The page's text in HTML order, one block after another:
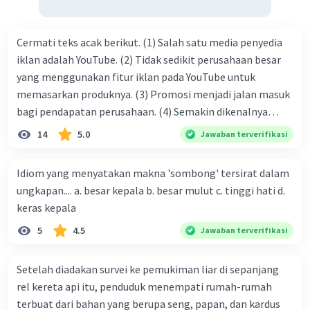
• Komplikasi (awal mula masalah atau konflik)
• Evaluasi (awal penyelesaian masalah)
• Resolusi (solusi penyelesaian konflik)
• Koda (kesimpulan atau akhir cerita).
cmiiw ya
Beri Rating·0.0( 0) Balas
Cermati teks acak berikut. (1) Salah satu media penyedia
iklan adalah YouTube. (2) Tidak sedikit perusahaan besar
yang menggunakan fitur iklan pada YouTube untuk
memasarkan produknya. (3) Promosi menjadi jalan masuk
bagi pendapatan perusahaan. (4) Semakin dikenalnya
suatu produk oleh konsumen, semakin besar pula peluang
perusahaan kepada konsumen. Urutan yang tepat agar
menjadi teks eksposisi yang padu adalah .... A. (1)-(2)-(3)-
(4)-(5) B. (2)-(1)-(3)-(4)-(5) C. (3)-(1)-(2)-(5)-(4) D. (3)-(5)-
(4)-(1)-(2) E. (5)-(1)-(3)-(4)-(2)
14 5.0 Jawaban terverifikasi
Idiom yang menyatakan makna 'sombong' tersirat dalam
ungkapan.... a. besar kepala b. besar mulut c. tinggi hati d.
keras kepala
5 4.5 Jawaban terverifikasi
Setelah diadakan survei ke pemukiman liar di sepanjang
rel kereta api itu, penduduk menempati rumah-rumah
terbuat dari bahan yang berupa seng, papan, dan kardus